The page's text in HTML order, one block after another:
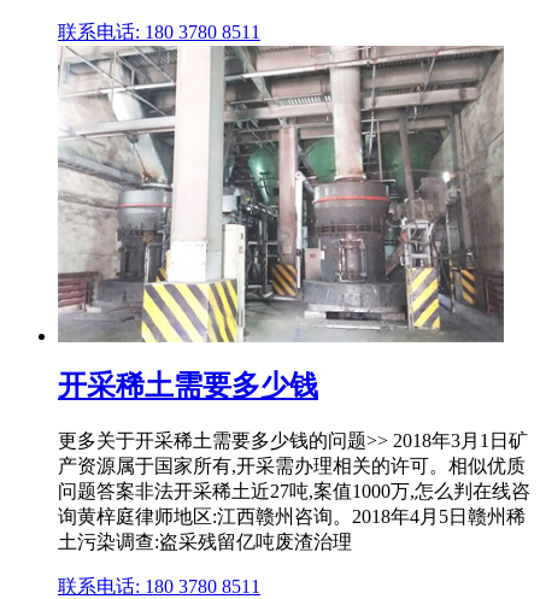
联系电话: 180 3780 8511
开采稀土需要多少钱
更多关于开采稀土需要多少钱的问题>> 2018年3月1日矿
产资源属于国家所有,开采需办理相关的许可。相似优质
问题答案非法开采稀土近27吨,案值1000万,怎么判在线咨
询黄梓庭律师地区:江西赣州咨询。2018年4月5日赣州稀
土污染调查:盗采残留亿吨废渣治理
联系电话: 180 3780 8511